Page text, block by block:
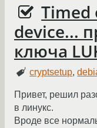
device...
ключа
cryptsetup,
Привет, решил
в линукс.
Вроде все